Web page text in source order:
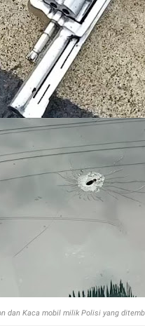
dan Kaca mobil milik Polisi yang